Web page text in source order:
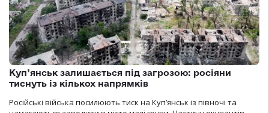
Куп’янськ залишається під загрозою: росіяни
тиснуть із кількох напрямків
Російські війська посилюють тиск на Куп’янськ із півночі та